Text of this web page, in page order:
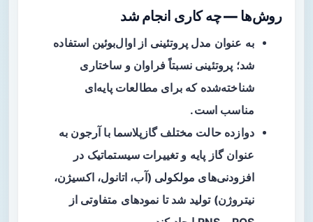
روش‌ها — چه کاری انجام شد
به عنوان مدل پروتئینی از اوال‌بوئین استفاده
شد؛ پروتئینی نسبتاً فراوان و ساختاری
شناخته‌شده که برای مطالعات پایه‌ای
مناسب است.
دوازده حالت مختلف گازپلاسما با آرجون به
عنوان گاز پایه و تغییرات سیستماتیک در
افزودنی‌های مولکولی (آب، اتانول، اکسیژن،
نیتروژن) تولید شد تا نمودهای متفاوتی از